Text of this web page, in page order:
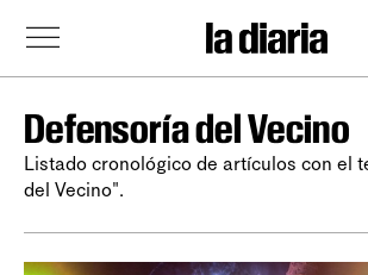
Defensoría del Vecino
Listado cronológico de artículos con el
del Vecino".